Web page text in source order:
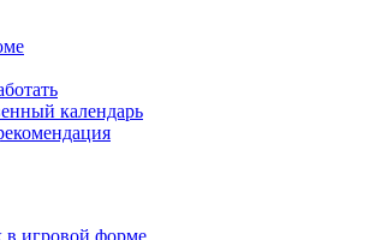
календарь
игровой форме